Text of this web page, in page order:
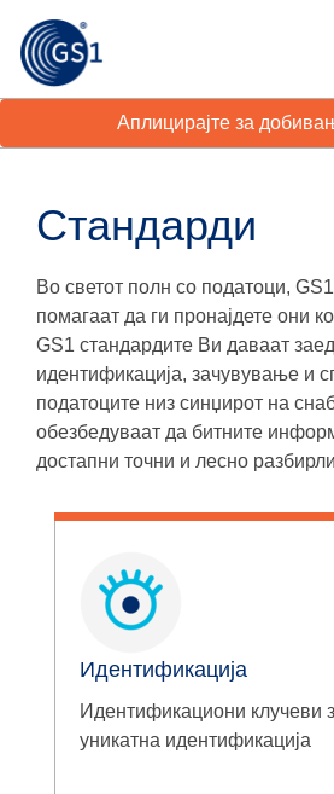
Аплицирајте за
Стандарди
Во светот полн со податоци,
помагаат да ги пронајдете они
GS1 стандардите Ви даваат
идентификација, зачувување и
податоците низ синџирот на
обезбедуваат да битните
достапни точни и лесно
Идентификација
Идентификациони клучеви
уникатна идентификација